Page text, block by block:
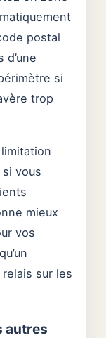
postal
si
trop
vous
mieux
vos
sur les
autres